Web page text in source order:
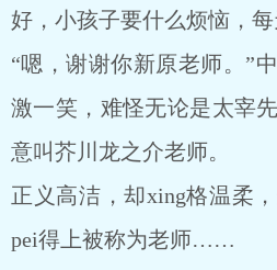
好，小孩子要什么烦恼，每
“嗯，谢谢你新原老师。”
激一笑，难怪无论是太宰
意叫芥川龙之介老师。
正义高洁，却xing格温柔
pei得上被称为老师……